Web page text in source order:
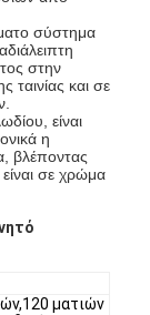
σύστημα
στην
ταινίας και σε
είναι
η
βλέποντας
σε χρώμα
ματιών